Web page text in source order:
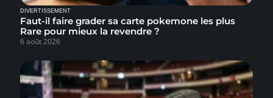
DIVERTISSEMENT
Faut-il faire grader sa carte pokemone les plus
Rare pour mieux la revendre ?
6 août 2026